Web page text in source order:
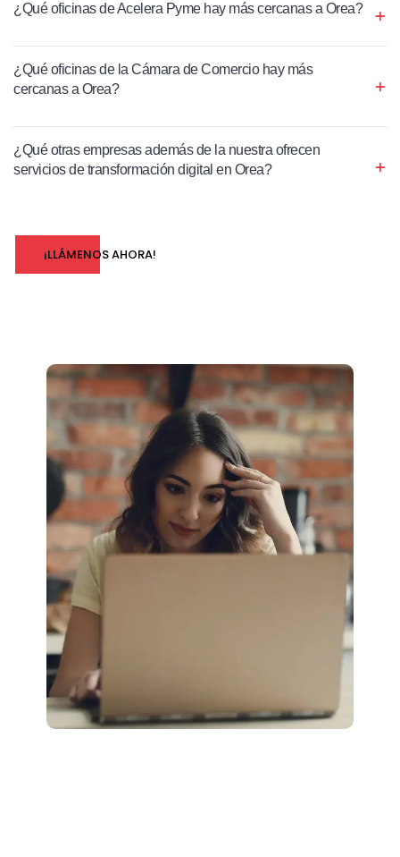
¿Qué oficinas de Acelera Pyme hay más cercanas a Orea?
¿Qué oficinas de la Cámara de Comercio hay más
cercanas a Orea?
¿Qué otras empresas además de la nuestra ofrecen
servicios de transformación digital en Orea?
¡LLÁMENOS AHORA!